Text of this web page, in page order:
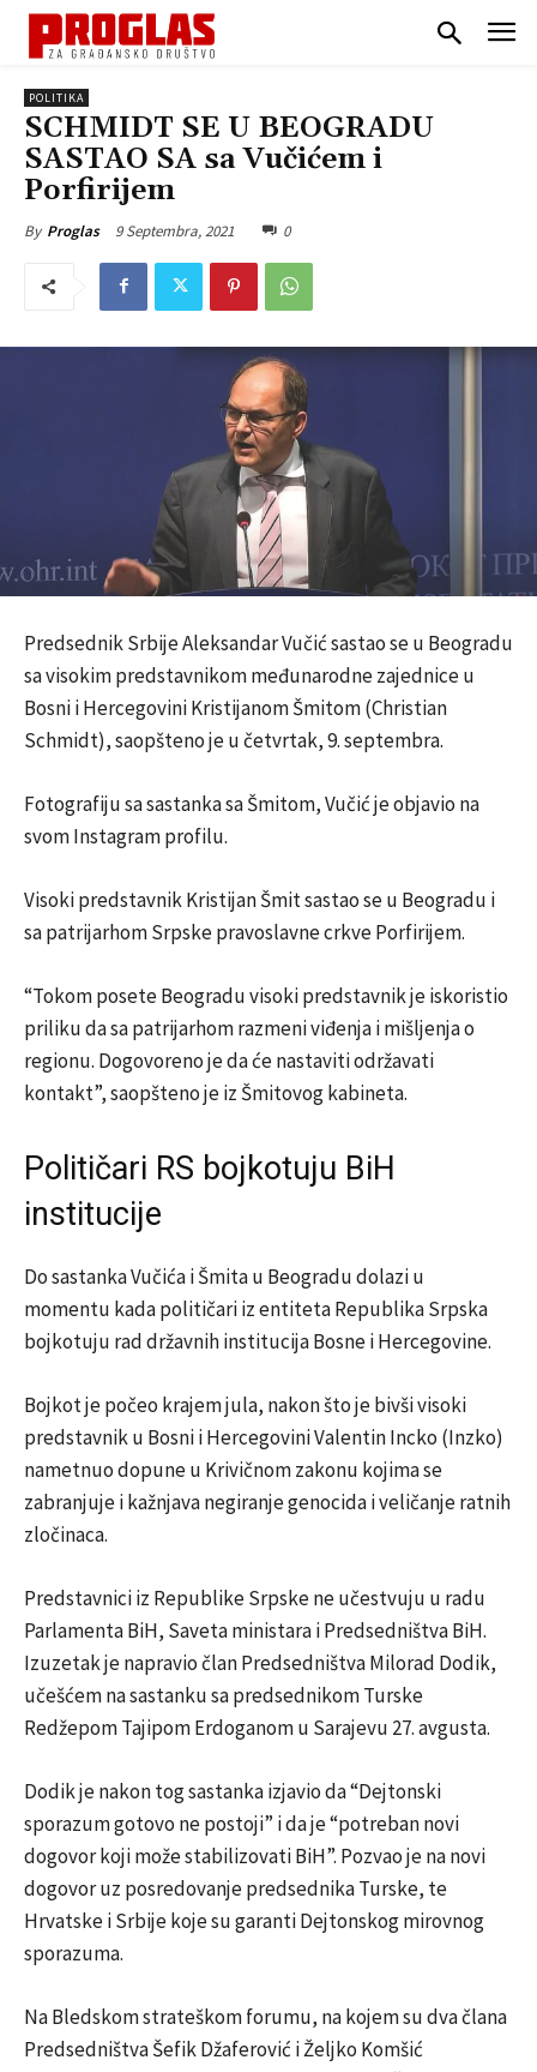
POLITIKA
SCHMIDT SE U BEOGRADU
SASTAO SA sa Vučićem i
Porfirijem
By Proglas 9 Septembra, 2021 0
Predsednik Srbije Aleksandar Vučić sastao se u Beogradu
sa visokim predstavnikom međunarodne zajednice u
Bosni i Hercegovini Kristijanom Šmitom (Christian
Schmidt), saopšteno je u četvrtak, 9. septembra.
Fotografiju sa sastanka sa Šmitom, Vučić je objavio na
svom Instagram profilu.
Visoki predstavnik Kristijan Šmit sastao se u Beogradu i
sa patrijarhom Srpske pravoslavne crkve Porfirijem.
“Tokom posete Beogradu visoki predstavnik je iskoristio
priliku da sa patrijarhom razmeni viđenja i mišljenja o
regionu. Dogovoreno je da će nastaviti održavati
kontakt”, saopšteno je iz Šmitovog kabineta.
Političari RS bojkotuju BiH
institucije
Do sastanka Vučića i Šmita u Beogradu dolazi u
momentu kada političari iz entiteta Republika Srpska
bojkotuju rad državnih institucija Bosne i Hercegovine.
Bojkot je počeo krajem jula, nakon što je bivši visoki
predstavnik u Bosni i Hercegovini Valentin Incko (Inzko)
nametnuo dopune u Krivičnom zakonu kojima se
zabranjuje i kažnjava negiranje genocida i veličanje ratnih
zločinaca.
Predstavnici iz Republike Srpske ne učestvuju u radu
Parlamenta BiH, Saveta ministara i Predsedništva BiH.
Izuzetak je napravio član Predsedništva Milorad Dodik,
učešćem na sastanku sa predsednikom Turske
Redžepom Tajipom Erdoganom u Sarajevu 27. avgusta.
Dodik je nakon tog sastanka izjavio da “Dejtonski
sporazum gotovo ne postoji” i da je “potreban novi
dogovor koji može stabilizovati BiH”. Pozvao je na novi
dogovor uz posredovanje predsednika Turske, te
Hrvatske i Srbije koje su garanti Dejtonskog mirovnog
sporazuma.
Na Bledskom strateškom forumu, na kojem su dva člana
Predsedništva Šefik Džaferović i Željko Komšić